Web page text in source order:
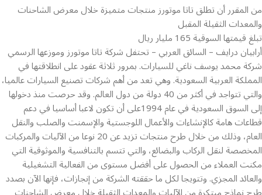
من المقرر أن تطلق تاتا موتورز منتجات متميزة خلال معرض الشاحنات
والمعدات الثقيلة المقبل
تبلغ قيمتها السوقية 165 مليار ريال
أرابيان درايف – السائق العربي – تحتفل شركة تاتا موتورز وموزعها الرسمي
شركة محمد يوسف ناغي للسيارات. بمرور ثلاثة عقود على انطلاقتها في
المملكة العربية السعودية. وهي تعد من أهم شركات تصنيع السيارات عالميا،
والتي تتواجد في أكثر من 40 دولة من دول العالم. وقد حرصت منذ دخولها
إلى السوق السعودية في عام 1994على أن تكون لاعبا أساسيا في دعم
قطاعات هامة كالإنشاءات والأعمال اللوجستية والإسمنت والصلب والنقل
العام، وذلك من خلال طرح منتجات تزيد عن 20 نوعا من الآليات والمركبات
المخصصة لنقل الركاب والبضائع، والتي تتسم بالتنافسية والموثوقية التي
مكنت العملاء من الحصول على أفضل مستوى من الفعالية التشغيلية
والعائد المجزي. وتتويجا لكل ما حققته الشركة من إنجازات، فإنها الآن بصدد